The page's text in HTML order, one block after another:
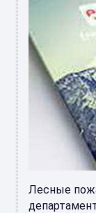
Лесные